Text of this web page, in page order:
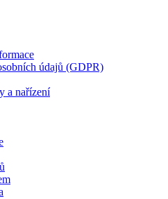
údajů (GDPR)
a nařízení